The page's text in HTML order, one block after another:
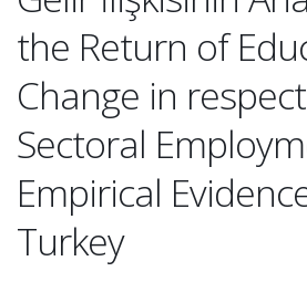
the Return of
Change in
Sectoral
Empirical
Turkey